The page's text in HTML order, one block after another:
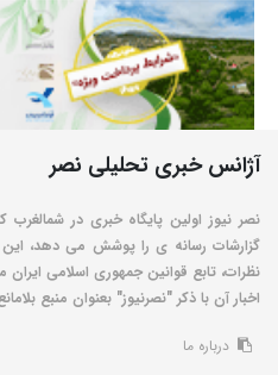
آژانس خبری تحلیلی نصر
نصر نیوز اولین پایگاه خبری در
گزارشات رسانه ی را پوشش می دهد، این
نظرات، تابع قوانین جمهوری اسلامی
اخبار آن با ذکر "نصرنیوز" بعنوان منبع
درباره ما